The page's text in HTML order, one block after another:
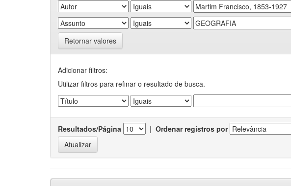
Retornar valores
Adicionar filtros:
Utilizar filtros para refinar o resultado de busca.
Resultados/Página | Ordenar registros por